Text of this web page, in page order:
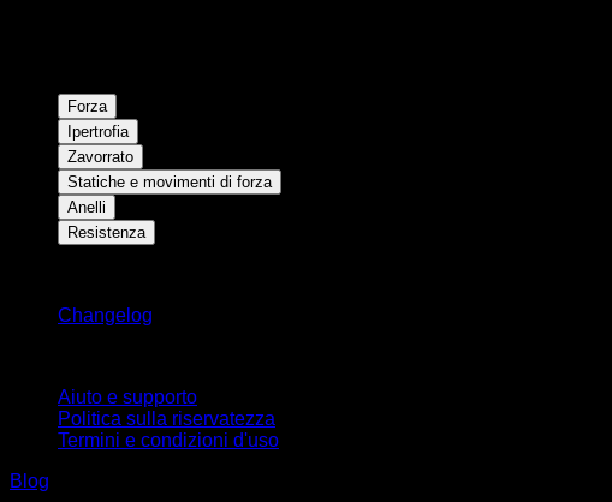
Forza
Ipertrofia
Zavorrato
Statiche e movimenti di forza
Anelli
Resistenza
Changelog
Aiuto e supporto
Politica sulla riservatezza
Termini e condizioni d'uso
Blog